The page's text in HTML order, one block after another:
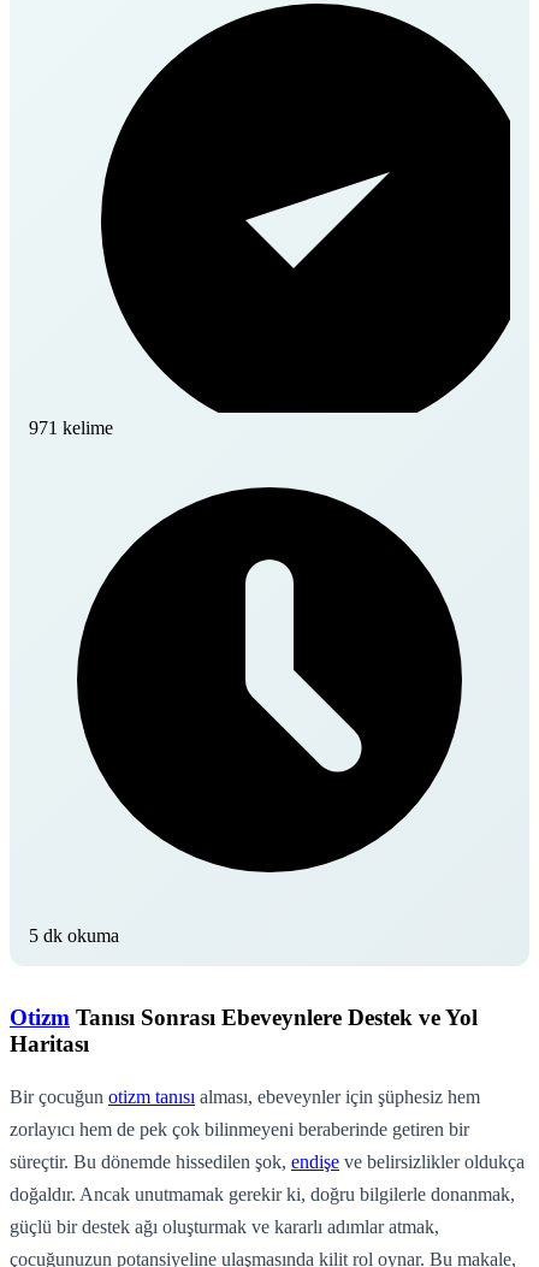
971 kelime
5 dk okuma
Otizm Tanısı Sonrası Ebeveynlere Destek ve Yol
Haritası
Bir çocuğun otizm tanısı alması, ebeveynler için şüphesiz hem
zorlayıcı hem de pek çok bilinmeyeni beraberinde getiren bir
süreçtir. Bu dönemde hissedilen şok, endişe ve belirsizlikler oldukça
doğaldır. Ancak unutmamak gerekir ki, doğru bilgilerle donanmak,
güçlü bir destek ağı oluşturmak ve kararlı adımlar atmak,
çocuğunuzun potansiyeline ulaşmasında kilit rol oynar. Bu makale,